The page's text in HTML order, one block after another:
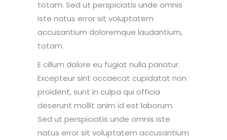
totam. Sed ut perspiciatis unde omnis
iste natus error sit voluptatem
accusantium doloremque laudantium,
totam.
E cillum dolore eu fugiat nulla pariatur.
Excepteur sint occaecat cupidatat non
proident, sunt in culpa qui officia
deserunt mollit anim id est laborum.
Sed ut perspiciatis unde omnis iste
natus error sit voluptatem accusantium